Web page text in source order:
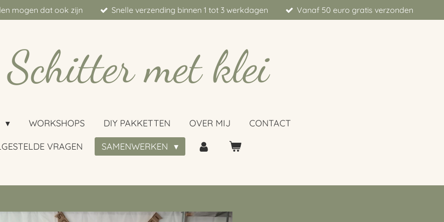
mogen dat ook zijn Snelle verzending binnen 1 tot 3 werkdagen Vanaf 50 euro gratis verzonden
Schitter met klei
WORKSHOPS DIY PAKKETTEN OVER MIJ CONTACT
VRAGEN SAMENWERKEN